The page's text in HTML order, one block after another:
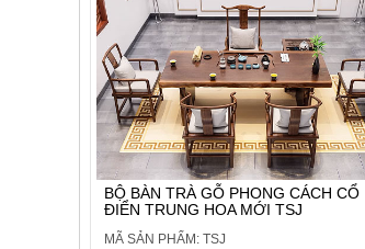
BỘ BÀN TRÀ GỖ PHONG CÁCH CỔ
ĐIỂN TRUNG HOA MỚI TSJ
MÃ SẢN PHẨM: TSJ